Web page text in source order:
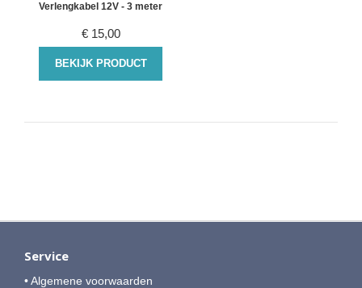
Verlengkabel 12V - 3 meter
€ 15,00
BEKIJK PRODUCT
Service
• Algemene voorwaarden